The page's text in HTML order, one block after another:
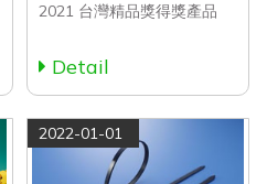
2021 台灣精品獎得獎產品
Detail
2022-01-01